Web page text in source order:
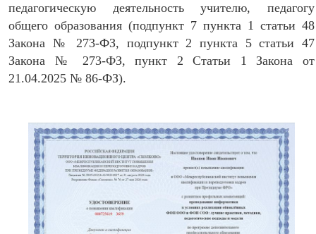
педагогическую деятельность учителю, педагогу
общего образования (подпункт 7 пункта 1 статьи 48
Закона № 273-ФЗ, подпункт 2 пункта 5 статьи 47
Закона № 273-ФЗ, пункт 2 Статьи 1 Закона от
21.04.2025 № 86-ФЗ).